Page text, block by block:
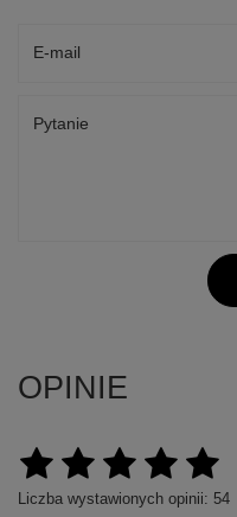
E-mail
Pytanie
OPINIE
Liczba wystawionych opinii: 54